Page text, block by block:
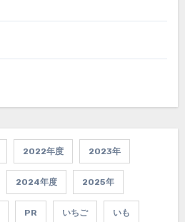
2022年度 2023年
2024年度 2025年
PR いちご いも